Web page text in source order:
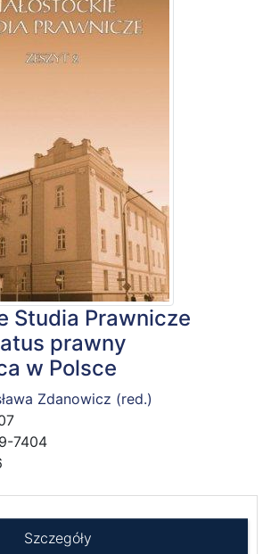
Studia Prawnicze
prawny
w Polsce
Zdanowicz (red.)
7404
Szczegóły